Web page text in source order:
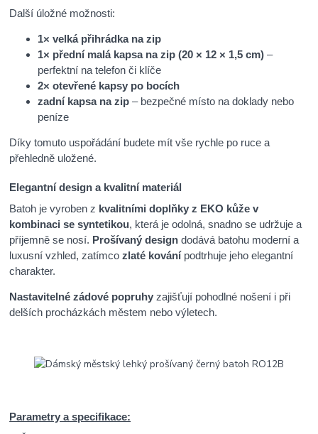
Další úložné možnosti:
1× velká přihrádka na zip
1× přední malá kapsa na zip (20 × 12 × 1,5 cm) –
perfektní na telefon či klíče
2× otevřené kapsy po bocích
zadní kapsa na zip – bezpečné místo na doklady nebo
peníze
Díky tomuto uspořádání budete mít vše rychle po ruce a
přehledně uložené.
Elegantní design a kvalitní materiál
Batoh je vyroben z kvalitními doplňky z EKO kůže v
kombinaci se syntetikou, která je odolná, snadno se udržuje a
příjemně se nosí. Prošívaný design dodává batohu moderní a
luxusní vzhled, zatímcozlaté kování podtrhuje jeho elegantní
charakter.
Nastavitelné zádové popruhy zajišťují pohodlné nošení i při
delších procházkách městem nebo výletech.
Parametry a specifikace: